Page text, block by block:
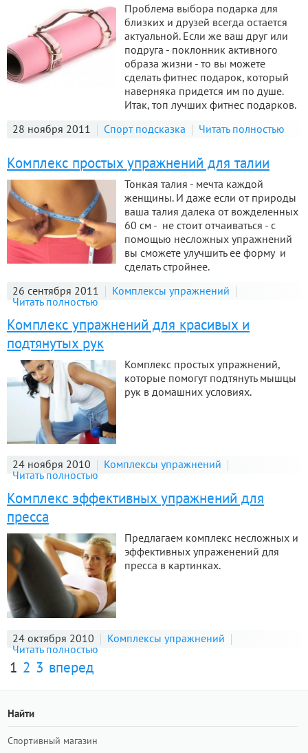
Проблема выбора подарка для
близких и друзей всегда остается
актуальной. Если же ваш друг или
подруга - поклонник активного
образа жизни - то вы можете
сделать фитнес подарок, который
наверняка придется им по душе.
Итак, топ лучших фитнес подарков.
28 ноября 2011
Спорт подсказка Читать полностью
Комплекс простых упражнений для талии
Тонкая талия - мечта каждой
женщины. И даже если от природы
ваша талия далека от вожделенных
60 см - не стоит отчаиваться - с
помощью несложных упражнений
вы сможете улучшить ее форму и
сделать стройнее.
26 сентября 2011
Комплексы упражнений
Читать полностью
Комплекс упражнений для красивых и
подтянутых рук
Комплекс простых упражнений,
которые помогут подтянуть мышцы
рук в домашних условиях.
24 ноября 2010
Комплексы упражнений
Читать полностью
Комплекс эффективных упражнений для
пресса
Предлагаем комплекс несложных и
эффективных упраженений для
пресса в картинках.
24 октября 2010
Комплексы упражнений
Читать полностью
1 2 3 вперед
Найти
Спортивный магазин